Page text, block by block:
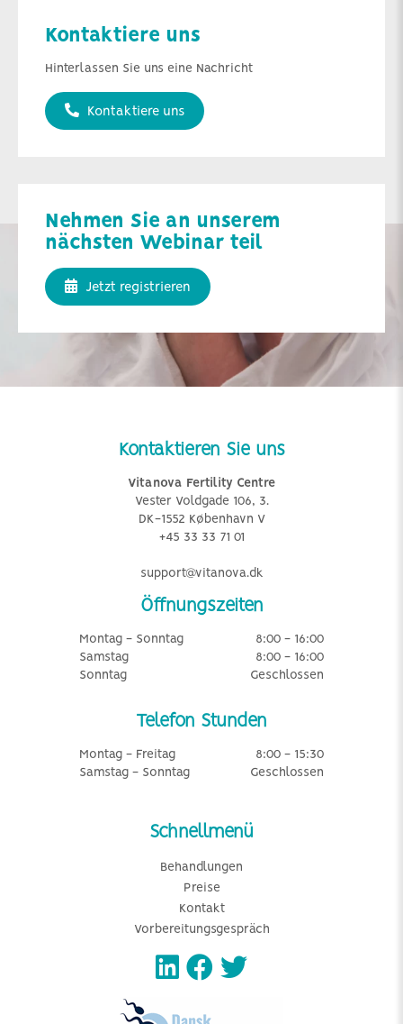
Kontaktiere uns
Hinterlassen Sie uns eine Nachricht
Kontaktiere uns
Nehmen Sie an unserem
nächsten Webinar teil
Jetzt registrieren
Kontaktieren Sie uns
Vitanova Fertility Centre
Vester Voldgade 106, 3.
DK-1552 København V
+45 33 33 71 01
support@vitanova.dk
Öffnungszeiten
Montag - Sonntag
8:00 - 16:00
Samstag
8:00 - 16:00
Sonntag
Geschlossen
Telefon Stunden
Montag - Freitag
8:00 - 15:30
Samstag - Sonntag
Geschlossen
Schnellmenü
Behandlungen
Preise
Kontakt
Vorbereitungsgespräch